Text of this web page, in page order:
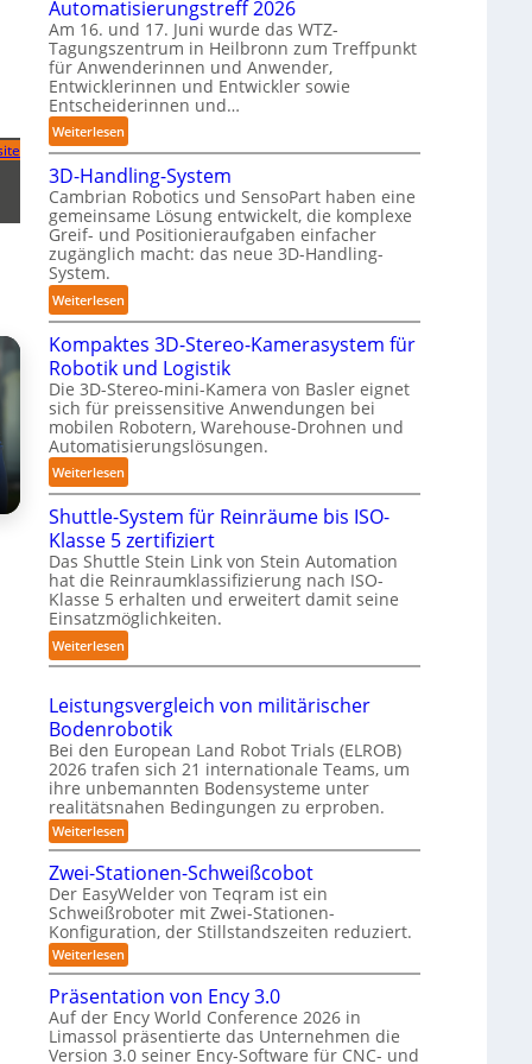
o
b
o
t
n
d
i
g
e
P
o
l
y
m
e
r
l
a
g
e
r
f
ü
r
a
u
h
r
o
b
o
t
r
Automatisierungstreff 2026
Am 16. und 17. Juni wurde das WTZ-
Tagungszentrum in Heilbronn zum Treffpunkt
für Anwenderinnen und Anwender,
Entwicklerinnen und Entwickler sowie
Entscheiderinnen und…
Weiterlesen:
A
u
t
o
m
a
t
i
i
e
r
u
n
g
s
t
r
e
f
f
2
0
2
3D-Handling-System
Cambrian Robotics und SensoPart haben eine
gemeinsame Lösung entwickelt, die komplexe
Greif- und Positionieraufgaben einfacher
zugänglich macht: das neue 3D-Handling-
System.
Weiterlesen:
3
D
-
H
a
n
d
l
n
g
-
S
y
s
t
m
Kompaktes 3D-Stereo-Kamerasystem für
Robotik und Logistik
Die 3D-Stereo-mini-Kamera von Basler eignet
sich für preissensitive Anwendungen bei
mobilen Robotern, Warehouse-Drohnen und
Automatisierungslösungen.
Weiterlesen:
K
o
m
p
a
k
t
e
D
-
S
t
e
r
e
o
-
K
a
m
e
r
a
s
Shuttle-System für Reinräume bis ISO-
Klasse 5 zertifiziert
Das Shuttle Stein Link von Stein Automation
hat die Reinraumklassifizierung nach ISO-
Klasse 5 erhalten und erweitert damit seine
Einsatzmöglichkeiten.
Weiterlesen:
S
u
t
t
l
e
-
S
y
s
t
e
m
ü
r
R
Leistungsvergleich von militärischer
Bodenrobotik
Bei den European Land Robot Trials (ELROB)
2026 trafen sich 21 internationale Teams, um
ihre unbemannten Bodensysteme unter
realitätsnahen Bedingungen zu erproben.
Weiterlesen:
L
i
s
t
u
n
g
s
v
e
r
g
Zwei-Stationen-Schweißcobot
Der EasyWelder von Teqram ist ein
Schweißroboter mit Zwei-Stationen-
Konfiguration, der Stillstandszeiten reduziert.
Weiterlesen:
Z
w
e
i
-
S
Präsentation von Ency 3.0
Auf der Ency World Conference 2026 in
Limassol präsentierte das Unternehmen die
Version 3.0 seiner Ency-Software für CNC- und